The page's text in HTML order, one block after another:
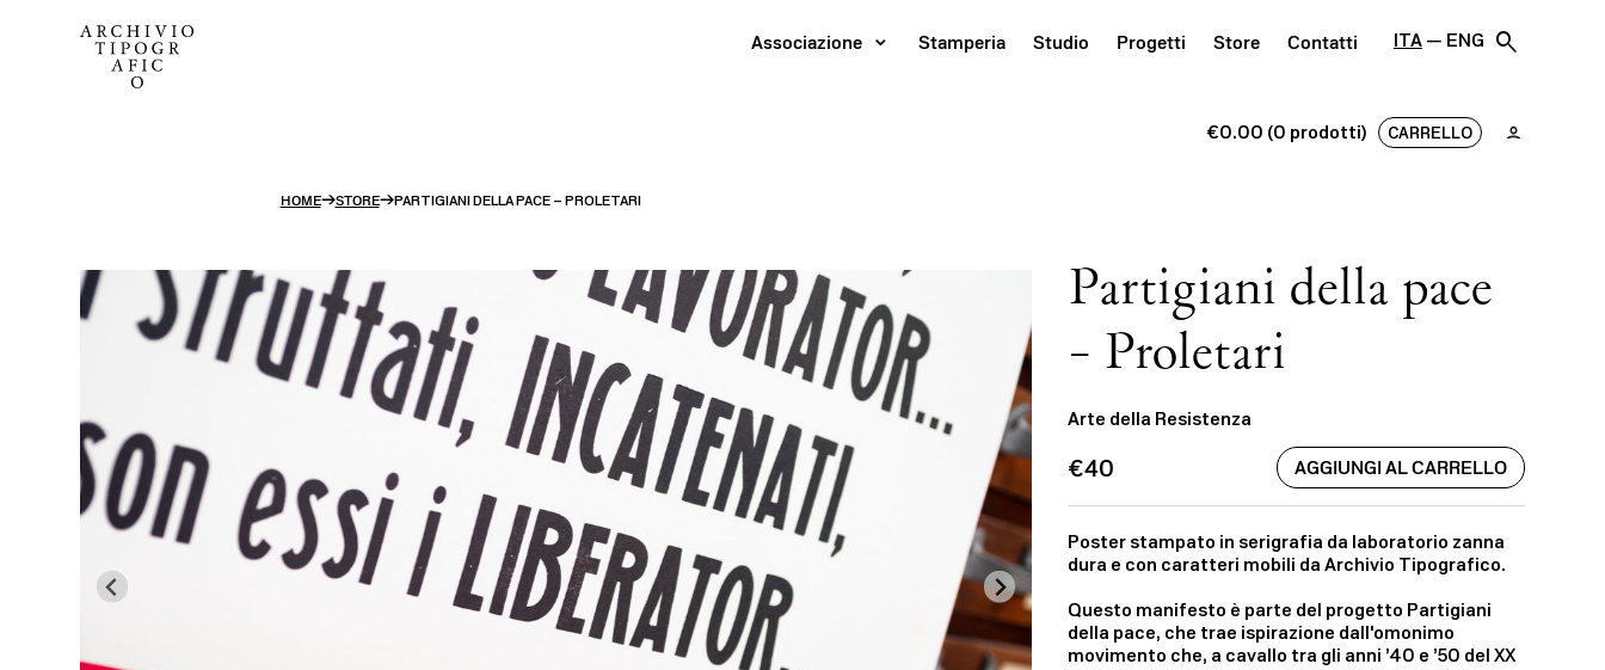
Associazione Stamperia Studio Progetti Store Contatti ITA ENG search
€0.00 (0 prodotti) CARRELLO
HOME→STORE→PARTIGIANI DELLA PACE – PROLETARI
Partigiani della pace
– Proletari
Arte della Resistenza
€40
Poster stampato in serigrafia da laboratorio zanna
dura e con caratteri mobili da Archivio Tipografico.
Questo manifesto è parte del progetto Partigiani
della pace, che trae ispirazione dall'omonimo
movimento che, a cavallo tra gli anni ’40 e ’50 del XX